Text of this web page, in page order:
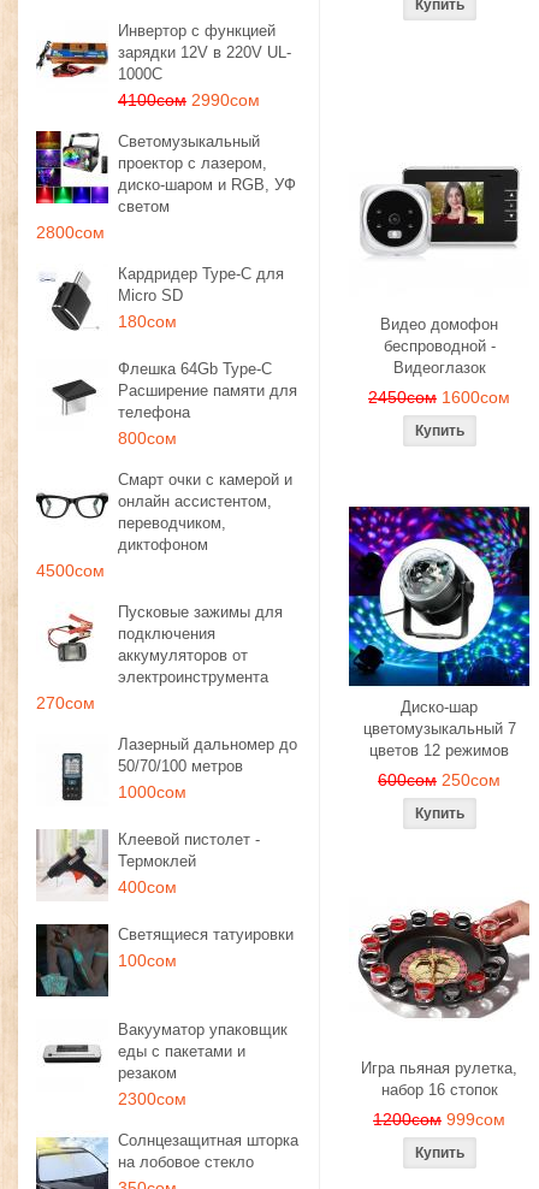
Инвертор с функцией
зарядки 12V в 220V UL-
1000C
4100сом 2990сом
Светомузыкальный
проектор с лазером,
диско-шаром и RGB, УФ
светом
2800сом
Кардридер Type-C для
Micro SD
180сом
Флешка 64Gb Type-C
Расширение памяти для
телефона
800сом
Смарт очки с камерой и
онлайн ассистентом,
переводчиком,
диктофоном
4500сом
Пусковые зажимы для
подключения
аккумуляторов от
электроинструмента
270сом
Лазерный дальномер до
50/70/100 метров
1000сом
Клеевой пистолет -
Термоклей
400сом
Светящиеся татуировки
100сом
Вакууматор упаковщик
еды с пакетами и
резаком
2300сом
Солнцезащитная шторка
на лобовое стекло
Видео домофон
беспроводной -
Видеоглазок
2450сом 1600сом
Диско-шар
цветомузыкальный 7
цветов 12 режимов
600сом 250сом
Игра пьяная рулетка,
набор 16 стопок
1200сом 999сом